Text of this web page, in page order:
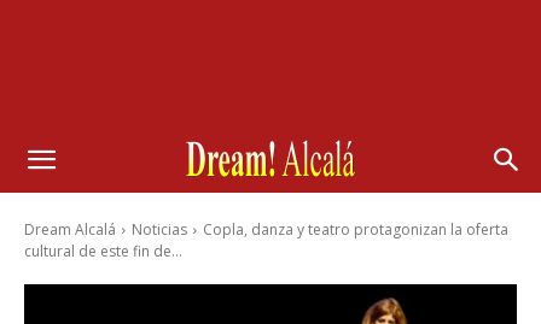
Dream Alcalá Noticias
Copla, danza y teatro protagonizan la oferta
cultural de este fin de...